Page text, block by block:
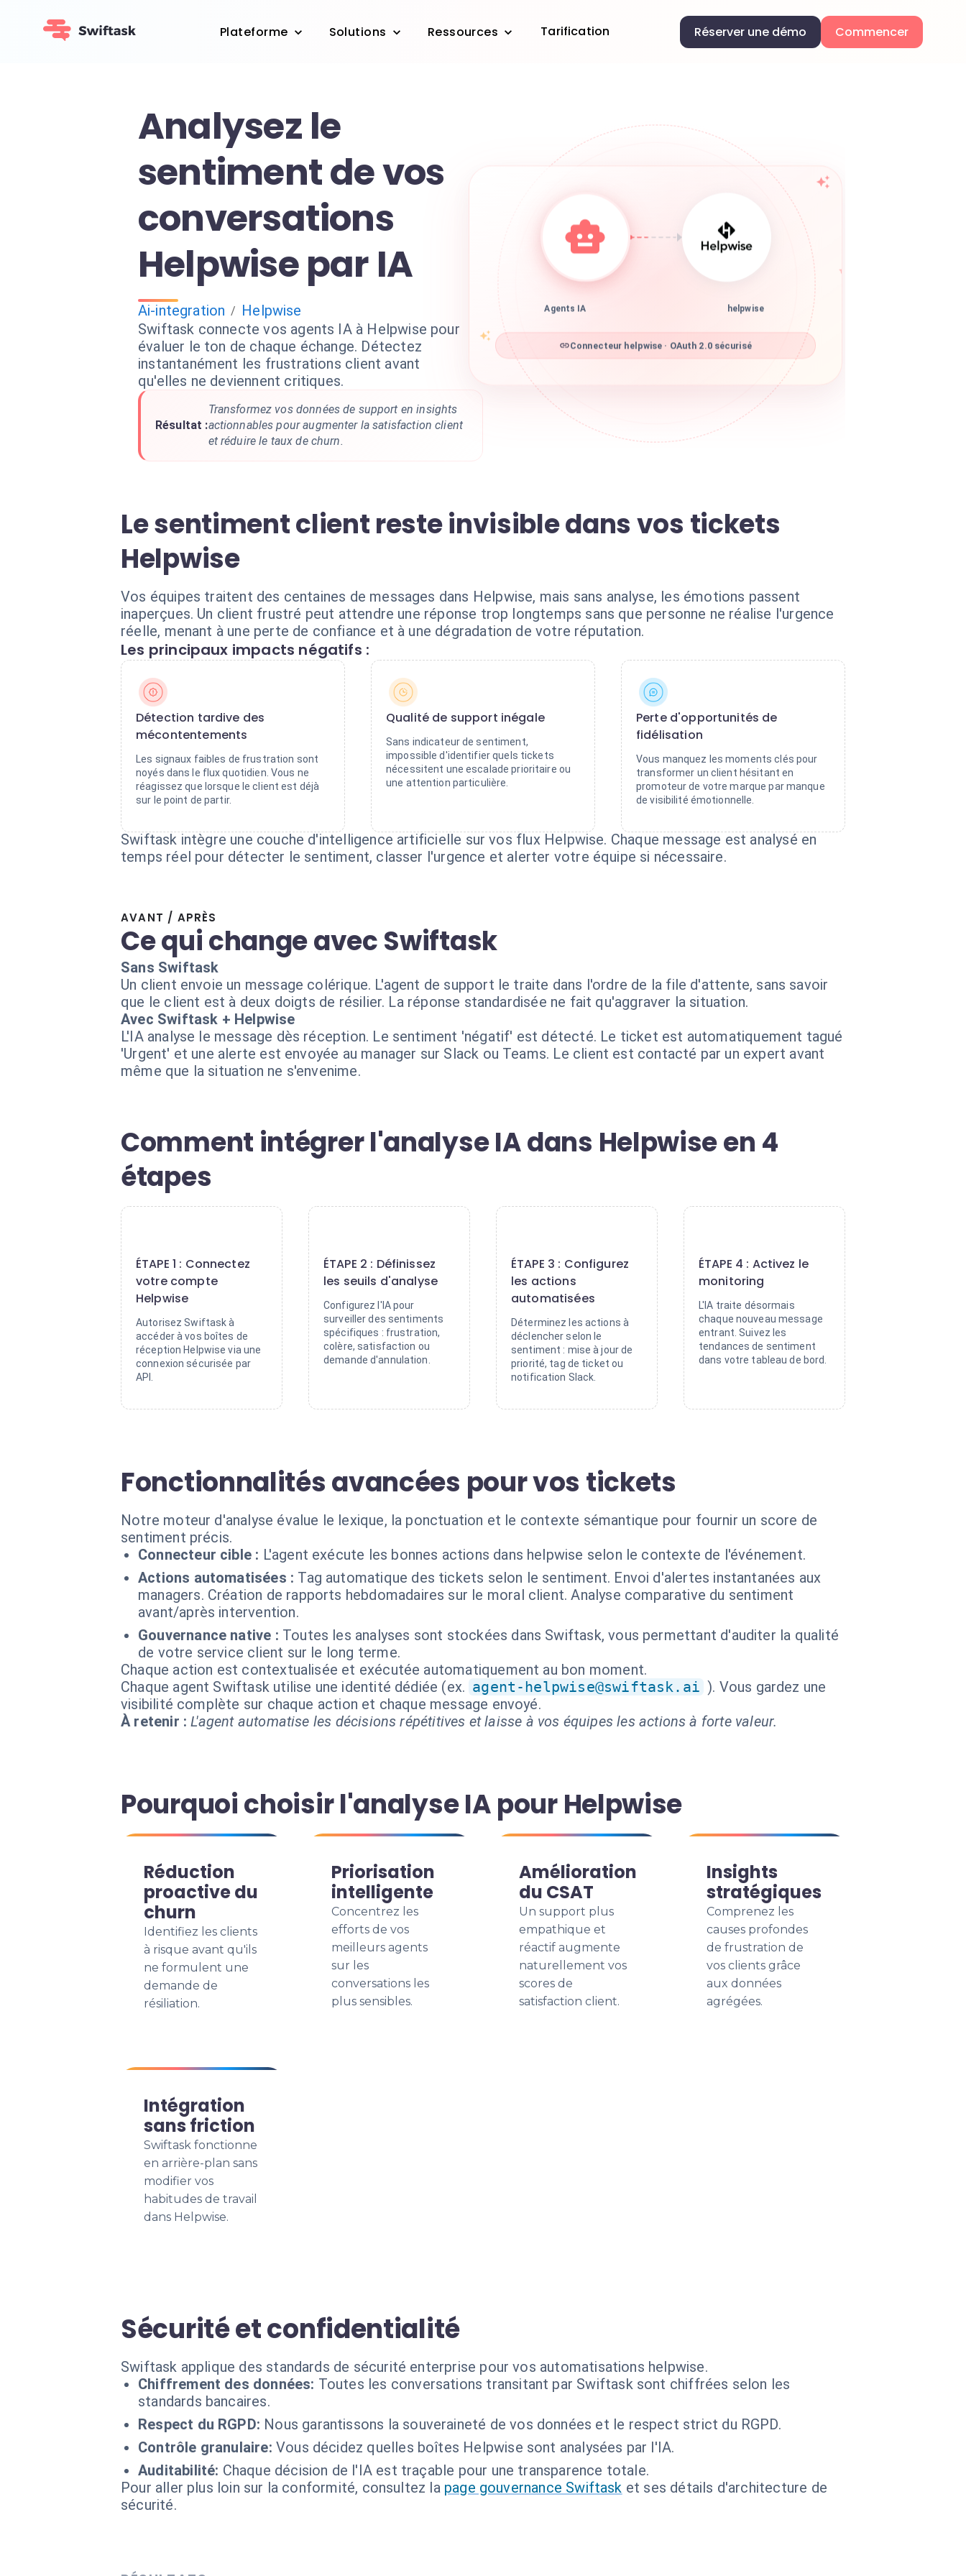
Plateforme Solutions Ressources Tarification Réserver une démo Commencer
Analysez le
sentiment de vos
conversations
Helpwise par IA
Ai-integration / Helpwise
Swiftask connecte vos agents IA à Helpwise pour
évaluer le ton de chaque échange. Détectez
instantanément les frustrations client avant
qu'elles ne deviennent critiques.
Résultat :
Transformez vos données de support en insights
actionnables pour augmenter la satisfaction client
et réduire le taux de churn.
Agents IA helpwise
Connecteur helpwise · OAuth 2.0 sécurisé
Le sentiment client reste invisible dans vos tickets
Helpwise
Vos équipes traitent des centaines de messages dans Helpwise, mais sans analyse, les émotions passent
inaperçues. Un client frustré peut attendre une réponse trop longtemps sans que personne ne réalise l'urgence
réelle, menant à une perte de confiance et à une dégradation de votre réputation.
Les principaux impacts négatifs :
Détection tardive des
mécontentements
Les signaux faibles de frustration sont
noyés dans le flux quotidien. Vous ne
réagissez que lorsque le client est déjà
sur le point de partir.
Qualité de support inégale
Sans indicateur de sentiment,
impossible d'identifier quels tickets
nécessitent une escalade prioritaire ou
une attention particulière.
Perte d'opportunités de
fidélisation
Vous manquez les moments clés pour
transformer un client hésitant en
promoteur de votre marque par manque
de visibilité émotionnelle.
Swiftask intègre une couche d'intelligence artificielle sur vos flux Helpwise. Chaque message est analysé en
temps réel pour détecter le sentiment, classer l'urgence et alerter votre équipe si nécessaire.
AVANT / APRÈS
Ce qui change avec Swiftask
Sans Swiftask
Un client envoie un message colérique. L'agent de support le traite dans l'ordre de la file d'attente, sans savoir
que le client est à deux doigts de résilier. La réponse standardisée ne fait qu'aggraver la situation.
Avec Swiftask + Helpwise
L'IA analyse le message dès réception. Le sentiment 'négatif' est détecté. Le ticket est automatiquement tagué
'Urgent' et une alerte est envoyée au manager sur Slack ou Teams. Le client est contacté par un expert avant
même que la situation ne s'envenime.
Comment intégrer l'analyse IA dans Helpwise en 4
étapes
ÉTAPE 1 : Connectez
votre compte
Helpwise
Autorisez Swiftask à
accéder à vos boîtes de
réception Helpwise via une
connexion sécurisée par
API.
ÉTAPE 2 : Définissez
les seuils d'analyse
Configurez l'IA pour
surveiller des sentiments
spécifiques : frustration,
colère, satisfaction ou
demande d'annulation.
ÉTAPE 3 : Configurez
les actions
automatisées
Déterminez les actions à
déclencher selon le
sentiment : mise à jour de
priorité, tag de ticket ou
notification Slack.
ÉTAPE 4 : Activez le
monitoring
L'IA traite désormais
chaque nouveau message
entrant. Suivez les
tendances de sentiment
dans votre tableau de bord.
Fonctionnalités avancées pour vos tickets
Notre moteur d'analyse évalue le lexique, la ponctuation et le contexte sémantique pour fournir un score de
sentiment précis.
Connecteur cible : L'agent exécute les bonnes actions dans helpwise selon le contexte de l'événement.
Actions automatisées : Tag automatique des tickets selon le sentiment. Envoi d'alertes instantanées aux
managers. Création de rapports hebdomadaires sur le moral client. Analyse comparative du sentiment
avant/après intervention.
Gouvernance native : Toutes les analyses sont stockées dans Swiftask, vous permettant d'auditer la qualité
de votre service client sur le long terme.
Chaque action est contextualisée et exécutée automatiquement au bon moment.
Chaque agent Swiftask utilise une identité dédiée (ex. agent-helpwise@swiftask.ai ). Vous gardez une
visibilité complète sur chaque action et chaque message envoyé.
À retenir : L'agent automatise les décisions répétitives et laisse à vos équipes les actions à forte valeur.
Pourquoi choisir l'analyse IA pour Helpwise
Réduction
proactive du
churn
Identifiez les clients
à risque avant qu'ils
ne formulent une
demande de
résiliation.
Priorisation
intelligente
Concentrez les
efforts de vos
meilleurs agents
sur les
conversations les
plus sensibles.
Amélioration
du CSAT
Un support plus
empathique et
réactif augmente
naturellement vos
scores de
satisfaction client.
Insights
stratégiques
Comprenez les
causes profondes
de frustration de
vos clients grâce
aux données
agrégées.
Intégration
sans friction
Swiftask fonctionne
en arrière-plan sans
modifier vos
habitudes de travail
dans Helpwise.
Sécurité et confidentialité
Swiftask applique des standards de sécurité enterprise pour vos automatisations helpwise.
Chiffrement des données: Toutes les conversations transitant par Swiftask sont chiffrées selon les
standards bancaires.
Respect du RGPD: Nous garantissons la souveraineté de vos données et le respect strict du RGPD.
Contrôle granulaire: Vous décidez quelles boîtes Helpwise sont analysées par l'IA.
Auditabilité: Chaque décision de l'IA est traçable pour une transparence totale.
Pour aller plus loin sur la conformité, consultez la page gouvernance Swiftask et ses détails d'architecture de
sécurité.